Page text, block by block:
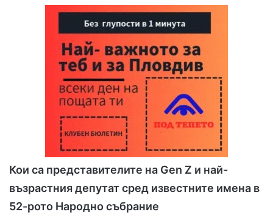
Кои са представителите на Gen Z и най-
възрастния депутат сред известните имена в
52-рото Народно събрание